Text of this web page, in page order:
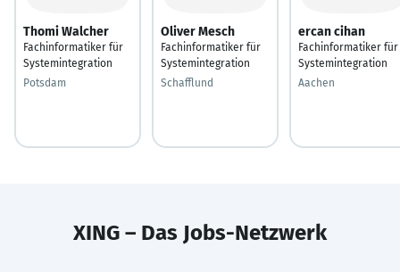
Thomi Walcher
Fachinformatiker für
Systemintegration
Potsdam
Oliver Mesch
Fachinformatiker für
Systemintegration
Schafflund
ercan cihan
Fachinformatiker für
Systemintegration
Aachen
XING – Das Jobs-Netzwerk